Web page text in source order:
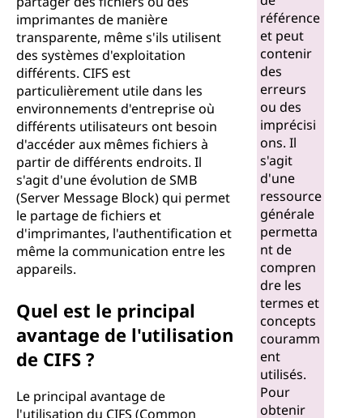
u
imprimantes de manière
transparente, même s'ils utilisent
des systèmes d'exploitation
différents. CIFS est
particulièrement utile dans les
environnements d'entreprise où
différents utilisateurs ont besoin
d'accéder aux mêmes fichiers à
partir de différents endroits. Il
s'agit d'une évolution de SMB
(Server Message Block) qui permet
le partage de fichiers et
d'imprimantes, l'authentification et
même la communication entre les
appareils.
Quel est le principal
avantage de l'utilisation
de CIFS ?
Le principal avantage de
l'utilisation du CIFS (Common
référence
et peut
contenir
des
erreurs
ou des
imprécisi
ons. Il
s'agit
d'une
ressource
générale
permetta
nt de
compren
dre les
termes et
concepts
couramm
ent
utilisés.
Pour
obtenir